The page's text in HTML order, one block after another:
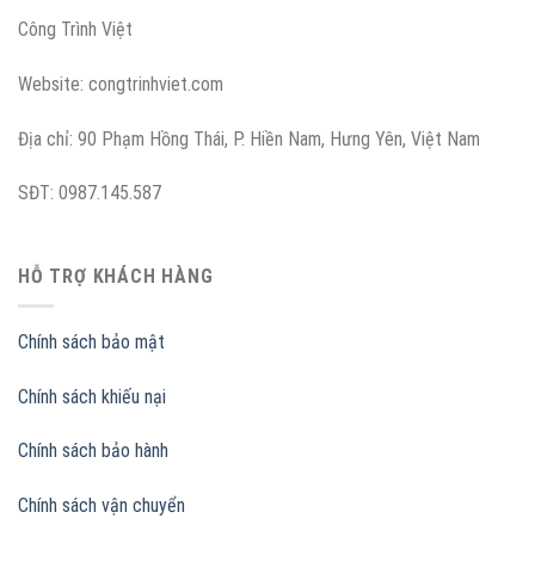
Công Trình Việt
Website: congtrinhviet.com
Địa chỉ: 90 Phạm Hồng Thái, P. Hiền Nam, Hưng Yên, Việt Nam
SĐT: 0987.145.587
HỖ TRỢ KHÁCH HÀNG
Chính sách bảo mật
Chính sách khiếu nại
Chính sách bảo hành
Chính sách vận chuyển